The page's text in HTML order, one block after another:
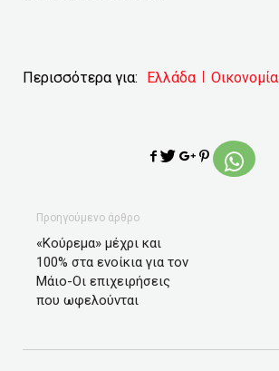
Περισσότερα για: Ελλάδα Οικονομία
Προηγούμενο άρθρο
«Κούρεμα» μέχρι και
100% στα ενοίκια για τον
Μάιο-Οι επιχειρήσεις
που ωφελούνται